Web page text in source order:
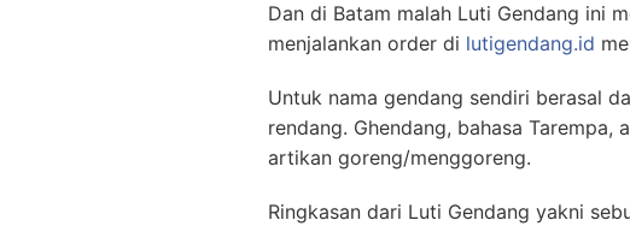
Resep Luti Gendang
Apa Resep dariLuti Gendang Tarempa
Sejatinya resep yaitu sebuah